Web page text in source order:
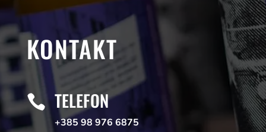
KONTAKT
 TELEFON
+385 98 976 6875